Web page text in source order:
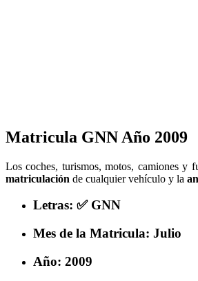
Matricula GNN Año 2009
Los coches, turismos, motos, camiones
matriculación de cualquier vehículo y la
Letras: ✅ GNN
Mes de la Matricula: Julio
Año: 2009